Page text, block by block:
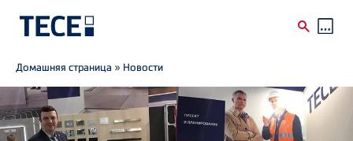
Skip to main content
Breadcrumb
Домашняя страница » Новости